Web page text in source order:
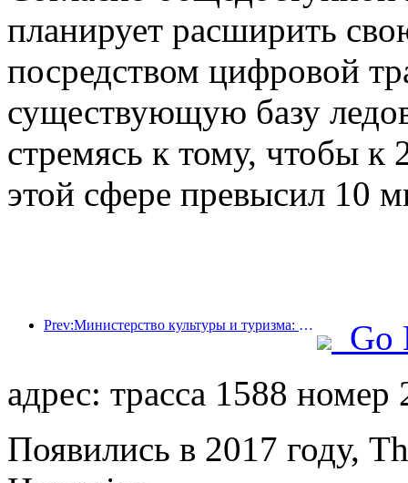
планирует расширить
посредством цифровой
существующую базу
стремясь к тому, чтобы к
этой сфере превысил 10
Prev:Министерство культуры и туризма: уделяет особое внимание как спросу, так и предложению для регулирования культурной и туристической потребительской деятельности и путешествий.
Go
адрес: трасса 1588
Появились в 2017 году,